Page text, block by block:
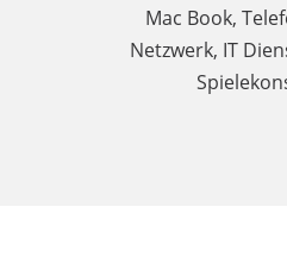
Mac Book,
Netzwerk, IT